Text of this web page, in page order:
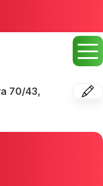
70/43,